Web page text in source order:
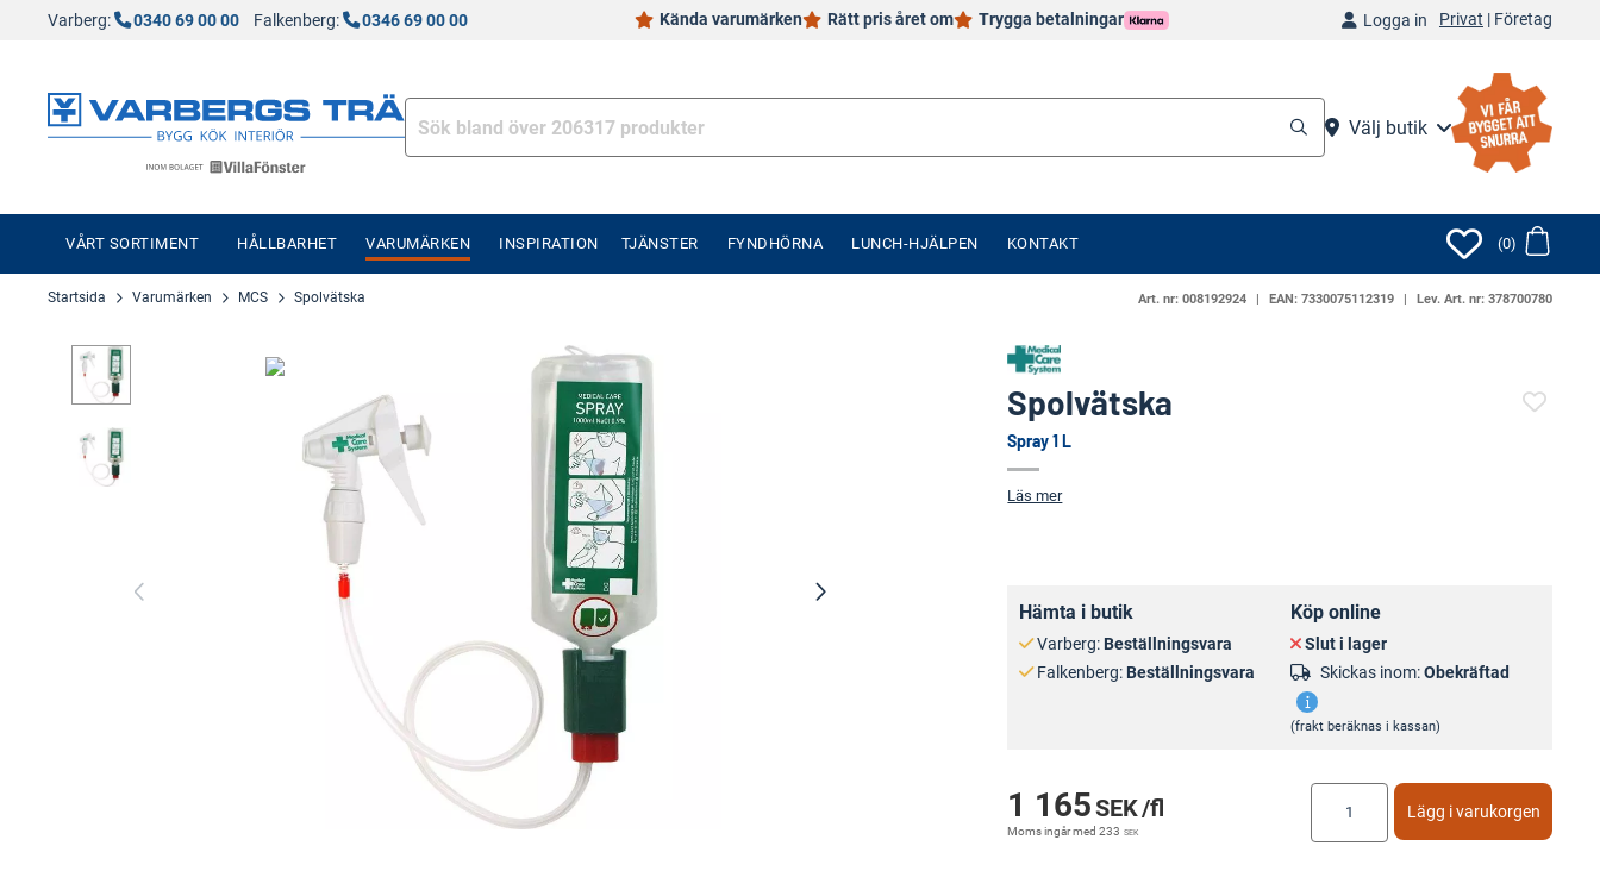
Varberg: 0340 69 00 00 Falkenberg: 0346 69 00 00 Kända varumärken Rätt pris året om Trygga betalningar Logga in Privat | Företag
Välj butik
VÅRT SORTIMENT HÅLLBARHET VARUMÄRKEN INSPIRATION TJÄNSTER FYNDHÖRNA LUNCH-HJÄLPEN KONTAKT (0)
Startsida Varumärken MCS Spolvätska Art. nr: 008192924 EAN: 7330075112319 Lev. Art. nr: 378700780
Spolvätska
Spray 1 L
Läs mer
Hämta i butik
Varberg: Beställningsvara
Falkenberg: Beställningsvara
Köp online
Slut i lager
Skickas inom:Obekräftad
(frakt beräknas i kassan)
1 165SEK/fl
Moms ingår med233 SEK
Lägg i varukorgen